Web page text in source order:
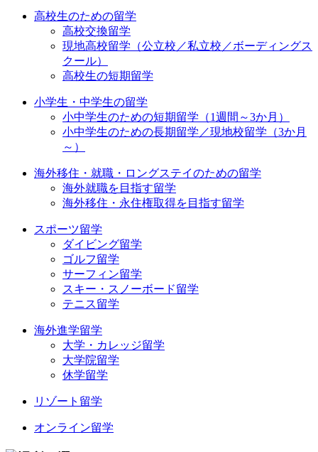
高校生のための留学
高校交換留学
現地高校留学（公立校／私立校／ボーディングス
クール）
高校生の短期留学
小学生・中学生の留学
小中学生のための短期留学（1週間～3か月）
小中学生のための長期留学／現地校留学（3か月
～）
海外移住・就職・ロングステイのための留学
海外就職を目指す留学
海外移住・永住権取得を目指す留学
スポーツ留学
ダイビング留学
ゴルフ留学
サーフィン留学
スキー・スノーボード留学
テニス留学
海外進学留学
大学・カレッジ留学
大学院留学
休学留学
リゾート留学
オンライン留学